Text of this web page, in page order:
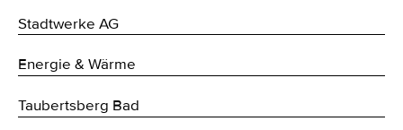
Stadtwerke AG
Energie & Wärme
Taubertsberg Bad